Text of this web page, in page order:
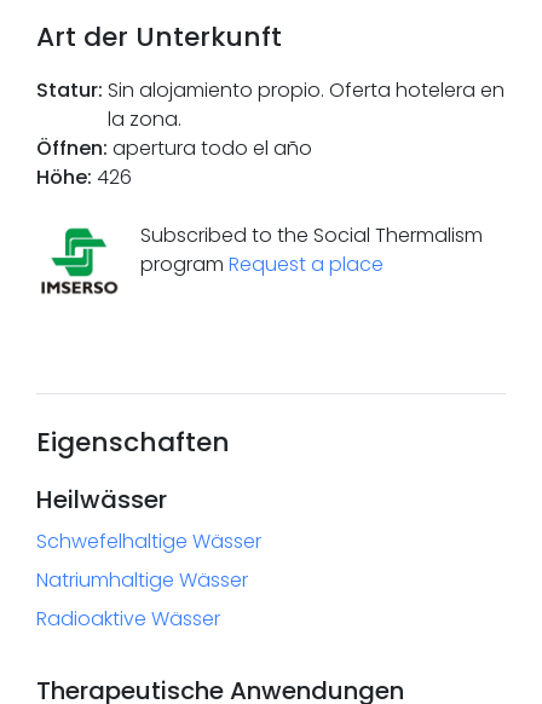
Art der Unterkunft
Statur: Sin alojamiento propio. Oferta hotelera en
la zona.
Öffnen: apertura todo el año
Höhe: 426
Subscribed to the Social Thermalism
program Request a place
Eigenschaften
Heilwässer
Schwefelhaltige Wässer
Natriumhaltige Wässer
Radioaktive Wässer
Therapeutische Anwendungen